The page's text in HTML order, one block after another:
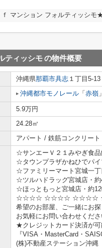
ｆ マンション フォルティッシモ
ティッシモの物件概要
沖縄県那覇市具志 １丁目5-13
沖縄都市モノレール 「 赤嶺
5.9万円
24.28㎡
アパート / 鉄筋コンクリート
☆サンエーＶ２１みやぎ食品
☆タウンプラザかねひでパ
☆ファミリーマート宮城一丁
☆ツルハドラッグ宮城店・約
☆ほっともっと宮城店・約
☆☆☆☆ ☆☆☆☆ ☆☆☆☆
希望のお部屋、ご一緒にお
お気軽にお問い合わせくださ
★クレジットカード決済が可
『VISA・MasterCard・
(株)不動産ステーション沖